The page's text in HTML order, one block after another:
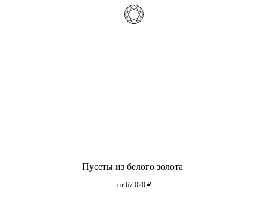
Пусеты из белого золота
от 67 020 ₽